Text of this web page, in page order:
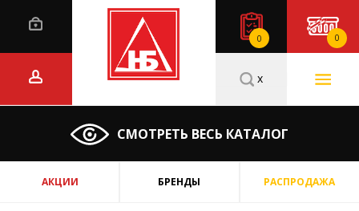
0 0
СМОТРЕТЬ ВЕСЬ КАТАЛОГ
x
АКЦИИ БРЕНДЫ РАСПРОДАЖА